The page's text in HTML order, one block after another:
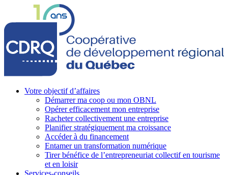
Votre objectif d’affaires
Démarrer ma coop ou mon OBNL
Opérer efficacement mon entreprise
Racheter collectivement une entreprise
Planifier stratégiquement ma croissance
Accéder à du financement
Entamer un transformation numérique
Tirer bénéfice de l’entrepreneuriat collectif en tourisme
et en loisir